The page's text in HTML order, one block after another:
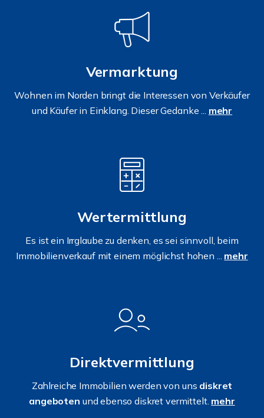
Vermarktung
Wohnen im Norden bringt die Interessen von Verkäufer
und Käufer in Einklang. Dieser Gedanke ... mehr
Wertermittlung
Es ist ein Irrglaube zu denken, es sei sinnvoll, beim
Immobilienverkauf mit einem möglichst hohen ... mehr
Direktvermittlung
Zahlreiche Immobilien werden von uns diskret
angeboten und ebenso diskret vermittelt. mehr